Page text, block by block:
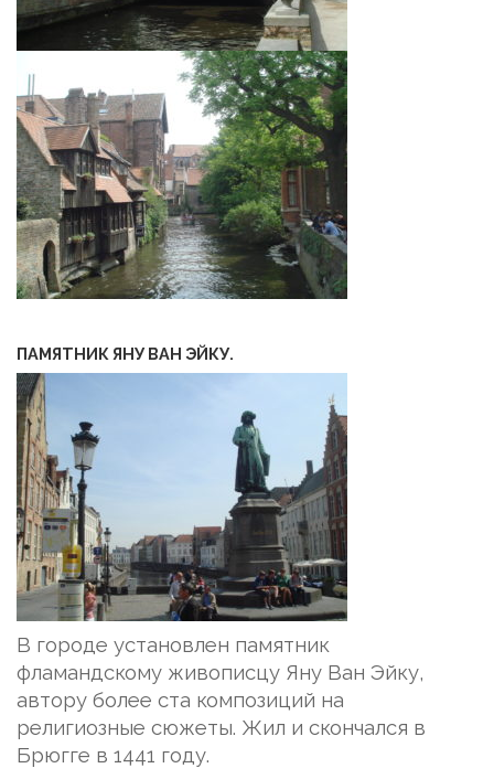
ПАМЯТНИК ЯНУ ВАН ЭЙКУ.
В городе установлен памятник
фламандскому живописцу Яну Ван Эйку,
автору более ста композиций на
религиозные сюжеты. Жил и скончался в
Брюгге в 1441 году.